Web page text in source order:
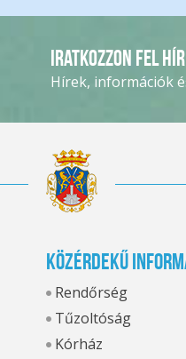
Iratkozzon fel
Hírek, információk
Közérdekű
Rendőrség
Tűzoltóság
Kórház